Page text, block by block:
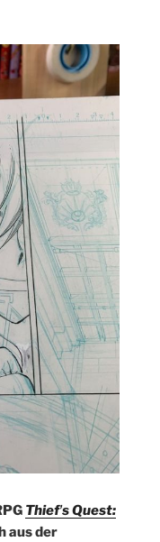
Thiefʼs Quest:
aus der